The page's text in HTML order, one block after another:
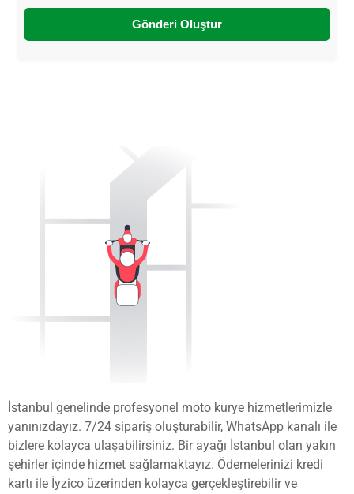
Gönderi Oluştur
İstanbul genelinde profesyonel moto kurye hizmetlerimizle
yanınızdayız. 7/24 sipariş oluşturabilir, WhatsApp kanalı ile
bizlere kolayca ulaşabilirsiniz. Bir ayağı İstanbul olan yakın
şehirler içinde hizmet sağlamaktayız. Ödemelerinizi kredi
kartı ile İyzico üzerinden kolayca gerçekleştirebilir ve